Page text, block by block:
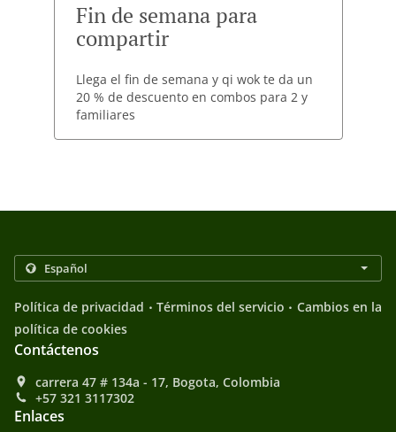
Fin de semana para
compartir
Llega el fin de semana y qi wok te da un
20 % de descuento en combos para 2 y
familiares
Política de privacidad . Términos del servicio . Cambios en la
política de cookies
Contáctenos
carrera 47 # 134a - 17, Bogota, Colombia
+57 321 3117302
Enlaces